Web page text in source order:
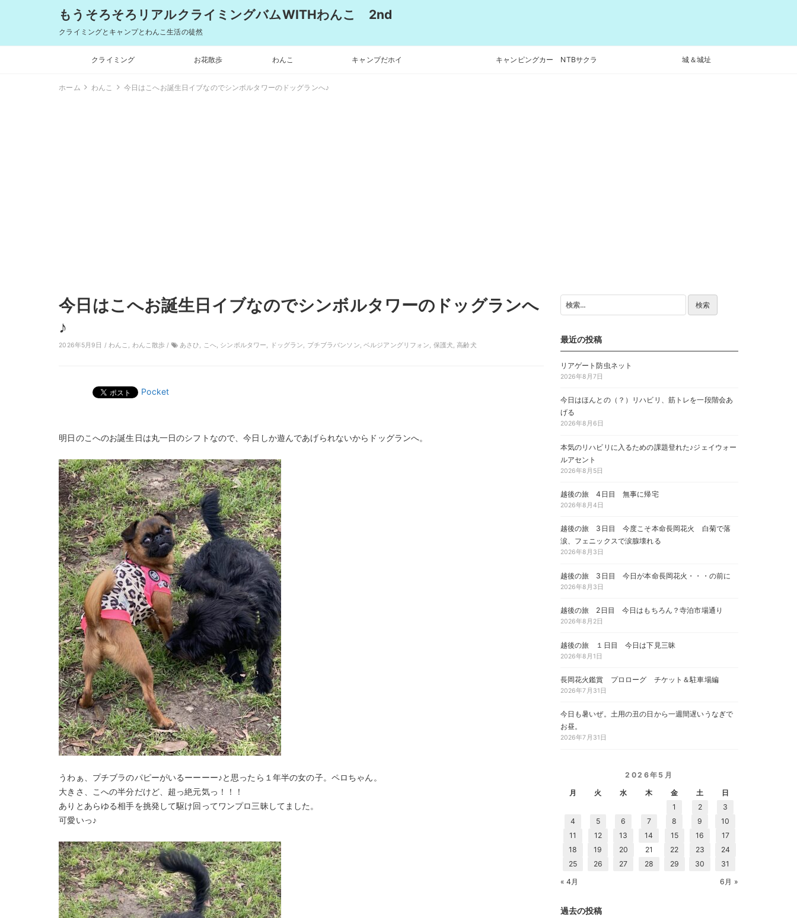
もうそろそろリアルクライミングバムWITHわんこ 2nd
クライミングとキャンプとわんこ生活の徒然
クライミング お花散歩 わんこ キャンプだホイ キャンピングカー NTBサクラ 城＆城址
ホーム わんこ 今日はこへお誕生日イブなのでシンボルタワーのドッグランへ♪
今日はこへお誕生日イブなのでシンボルタワーのドッグランへ
♪
2026年5月9日 / わんこ , わんこ散歩 / あさひ, こへ, シンボルタワー, ドッグラン, プチブラバンソン, ベルジアングリフォン, 保護犬, 高齢犬
Pocket
明日のこへのお誕生日は丸一日のシフトなので、今日しか遊んであげられないからドッグランへ。
うわぁ、プチブラのパピーがいるーーーー♪と思ったら１年半の女の子。ペロちゃん。
大きさ、こへの半分だけど、超っ絶元気っ！！！
ありとあらゆる相手を挑発して駆け回ってワンプロ三昧してました。
可愛いっ♪
索:
最近の投稿
リアゲート防虫ネット
2026年8月7日
今日はほんとの（？）リハビリ、筋トレを一段階会あ
げる
2026年8月6日
本気のリハビリに入るための課題登れた♪ジェイウォー
ルアセント
2026年8月5日
越後の旅 4日目 無事に帰宅
2026年8月4日
越後の旅 3日目 今度こそ本命長岡花火 白菊で落
涙、フェニックスで涙腺壊れる
2026年8月3日
越後の旅 3日目 今日が本命長岡花火・・・の前に
2026年8月3日
越後の旅 2日目 今日はもちろん？寺泊市場通り
2026年8月2日
越後の旅 １日目 今日は下見三昧
2026年8月1日
長岡花火鑑賞 プロローグ チケット＆駐車場編
2026年7月31日
今日も暑いぜ。土用の丑の日から一週間遅いうなぎで
お昼。
2026年7月31日
2026年5月
月
火 水 木 金 土 日
« 4月 6月 »
1 2
3
4
5 6 7 8 9
10
11
12 13 14 15 16
17
18
19 20 21 22 23
24
25
26 27 28 29 30 31
過去の投稿